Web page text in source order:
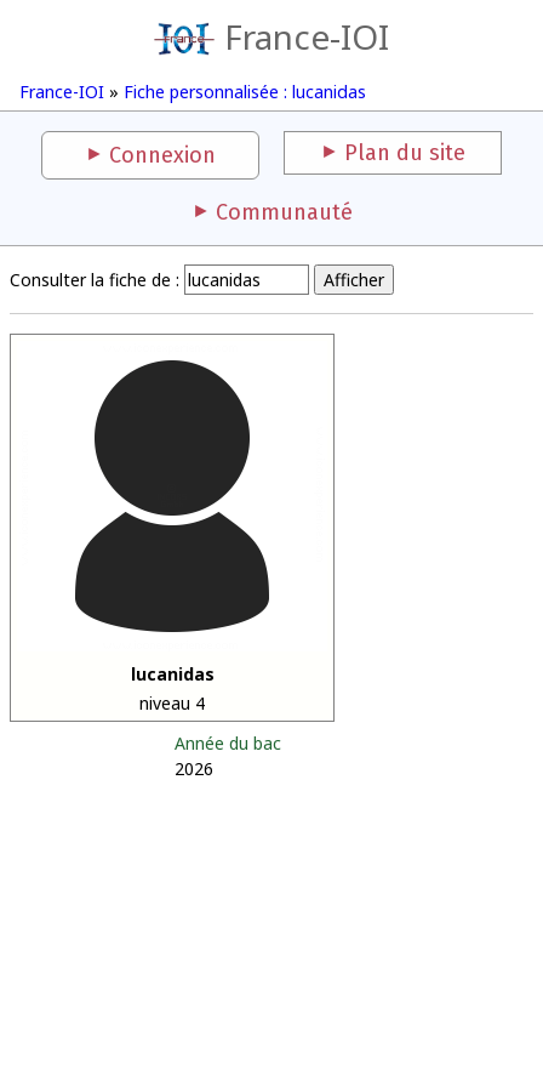
France-IOI
France-IOI » Fiche personnalisée : lucanidas
Connexion Plan du site
Communauté
Consulter la fiche de :
lucanidas
niveau 4
Année du bac
2026